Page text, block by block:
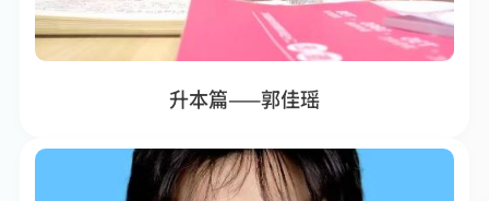
升本篇——郭佳瑶